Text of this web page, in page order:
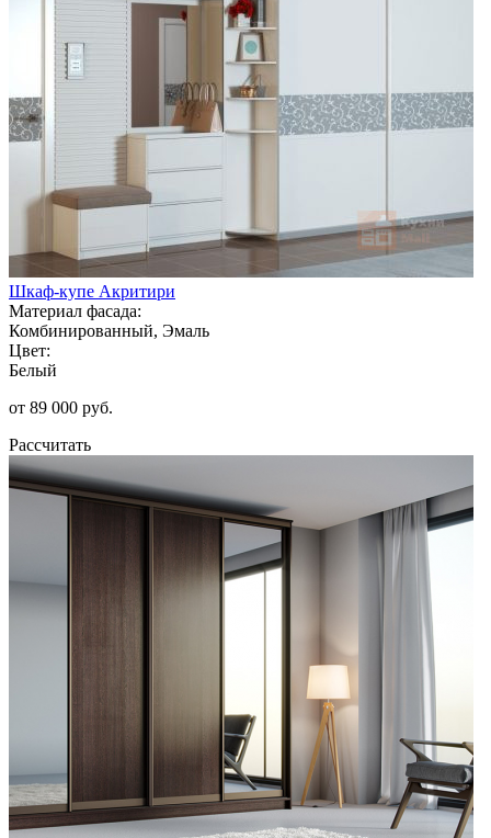
Шкаф-купе Акритири
Материал фасада:
Комбинированный, Эмаль
Цвет:
Белый
от 89 000 руб.
Рассчитать